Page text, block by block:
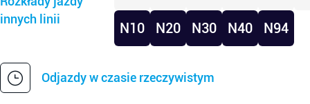
innych linii
N10 N20 N30 N40 N94
Odjazdy w czasie rzeczywistym